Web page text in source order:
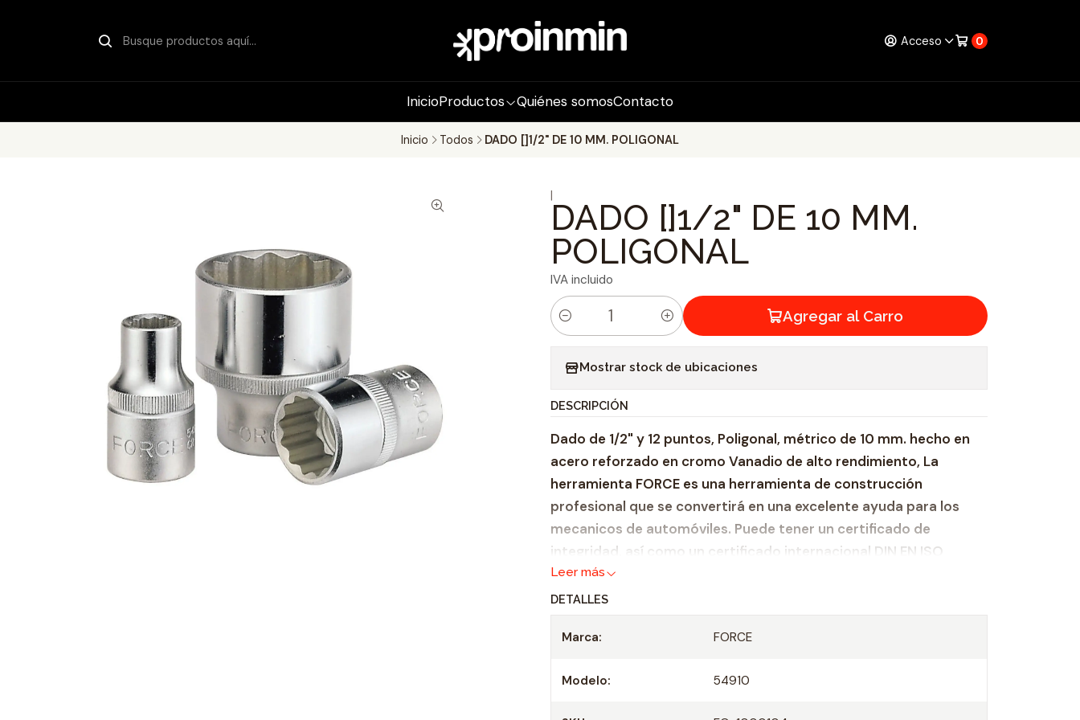
Acceso 0
InicioProductos Quiénes somosContacto
Inicio Todos DADO []1/2" DE 10 MM. POLIGONAL
|
DADO []1/2" DE 10 MM.
POLIGONAL
IVA incluido
C
i
d
a
d
Agregar al Carro
Mostrar stock de ubicaciones
DESCRIPCIÓN
Dado de 1/2" y 12 puntos, Poligonal, métrico de 10 mm. hecho en
acero reforzado en cromo Vanadio de alto rendimiento, La
herramienta FORCE es una herramienta de construcción
profesional que se convertirá en una excelente ayuda para los
mecanicos de automóviles. Puede tener un certificado de
integridad, así como un certificado internacional DIN EN ISO
9001:2000.
Zócalo de servicio pesado hecho de acero reforzado Cr-V
Adecuado para todas las carracas de 1/2" y mangos en T
Longitud: 38 mm
Leer más
DETALLES
Marca: FORCE
Modelo: 54910